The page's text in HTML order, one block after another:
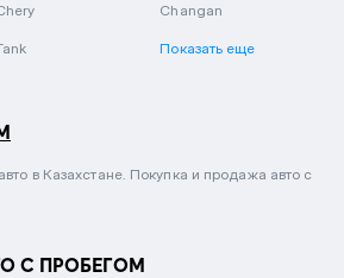
Changan
Показать еще
в Казахстане. Покупка и продажа авто с
С ПРОБЕГОМ